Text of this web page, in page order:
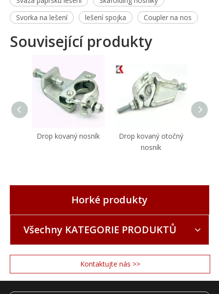
Svorka na lešení
lešení spojka Coupler na nos
Související produkty
Drop kovaný nosník
Drop kovaný otočný
nosník
Horké produkty
Všechny KATEGORIE PRODUKTŮ
Kontaktujte nás >>